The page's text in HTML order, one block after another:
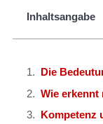
Inhaltsangabe
Die
Wie erkennt
Kompetenz